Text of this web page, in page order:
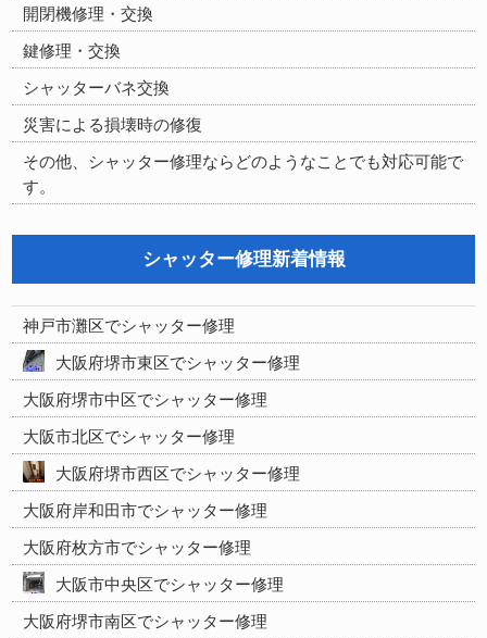
開閉機修理・交換
鍵修理・交換
シャッターバネ交換
災害による損壊時の修復
その他、シャッター修理ならどのようなことでも対応可能で
す。
シャッター修理新着情報
神戸市灘区でシャッター修理
大阪府堺市東区でシャッター修理
大阪府堺市中区でシャッター修理
大阪市北区でシャッター修理
大阪府堺市西区でシャッター修理
大阪府岸和田市でシャッター修理
大阪府枚方市でシャッター修理
大阪市中央区でシャッター修理
大阪府堺市南区でシャッター修理